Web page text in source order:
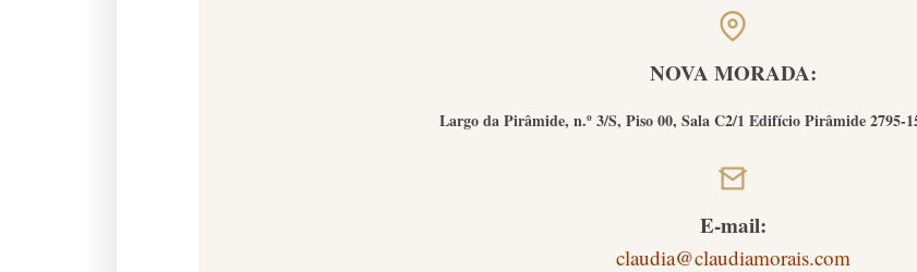
NOVA MORADA:
Largo da Pirâmide, n.º 3/S, Piso 00, Sala C2/1 Edifício Pirâmide 2795-
E-mail:
claudia@claudiamorais.com